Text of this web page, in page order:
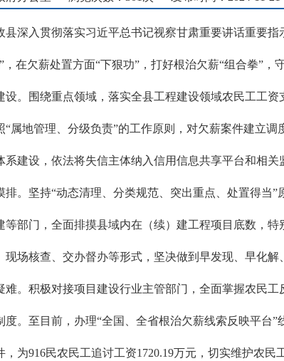
县深入贯彻落实习近平总书记视察甘肃重要讲话重要
在欠薪处置方面“下狠功”，打好根治欠薪“组合拳”，
设。围绕重点领域，落实全县工程建设领域农民工工
“属地管理、分级负责”的工作原则，对欠薪案件建立
建设，依法将失信主体纳入信用信息共享平台和相关
排。坚持“动态清理、分类规范、突出重点、处置得当
等部门，全面排摸县域内在（续）建工程项目底数，
现场核查、交办督办等形式，坚决做到早发现、早化
难。积极对接项目建设行业主管部门，全面掌握农民
度。至目前，办理“全国、全省根治欠薪线索反映平台
为916民农民工追讨工资1720.19万元，切实维护农民